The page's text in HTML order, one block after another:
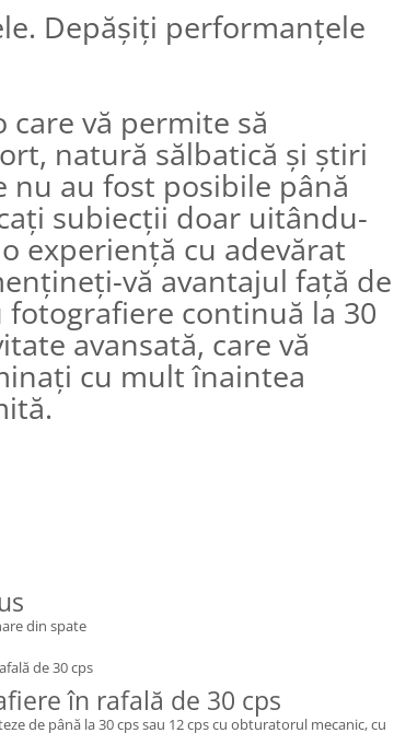
Depăşiţi performanţele
vă permite să
natură sălbatică şi ştiri
nu au fost posibile până
subiecţii doar uitându-
experienţă cu adevărat
vă avantajul faţă de
fotografiere continuă la 30
avansată, care vă
cu mult înaintea
din spate
în rafală de 30 cps
de până la 30 cps sau 12 cps cu obturatorul mecanic, cu